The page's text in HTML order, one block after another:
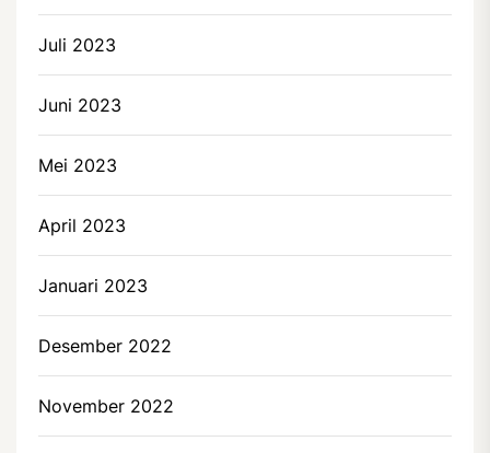
Juli 2023
Juni 2023
Mei 2023
April 2023
Januari 2023
Desember 2022
November 2022